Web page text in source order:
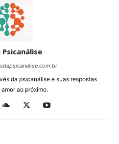
Psicanálise
da psicanálise e suas respostas
ao próximo.